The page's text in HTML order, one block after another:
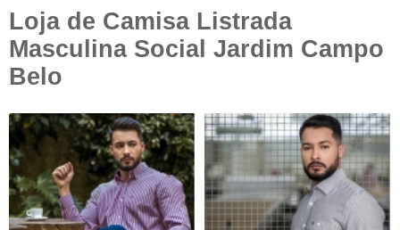
Loja de Camisa Listrada
Masculina Social Jardim Campo
Belo